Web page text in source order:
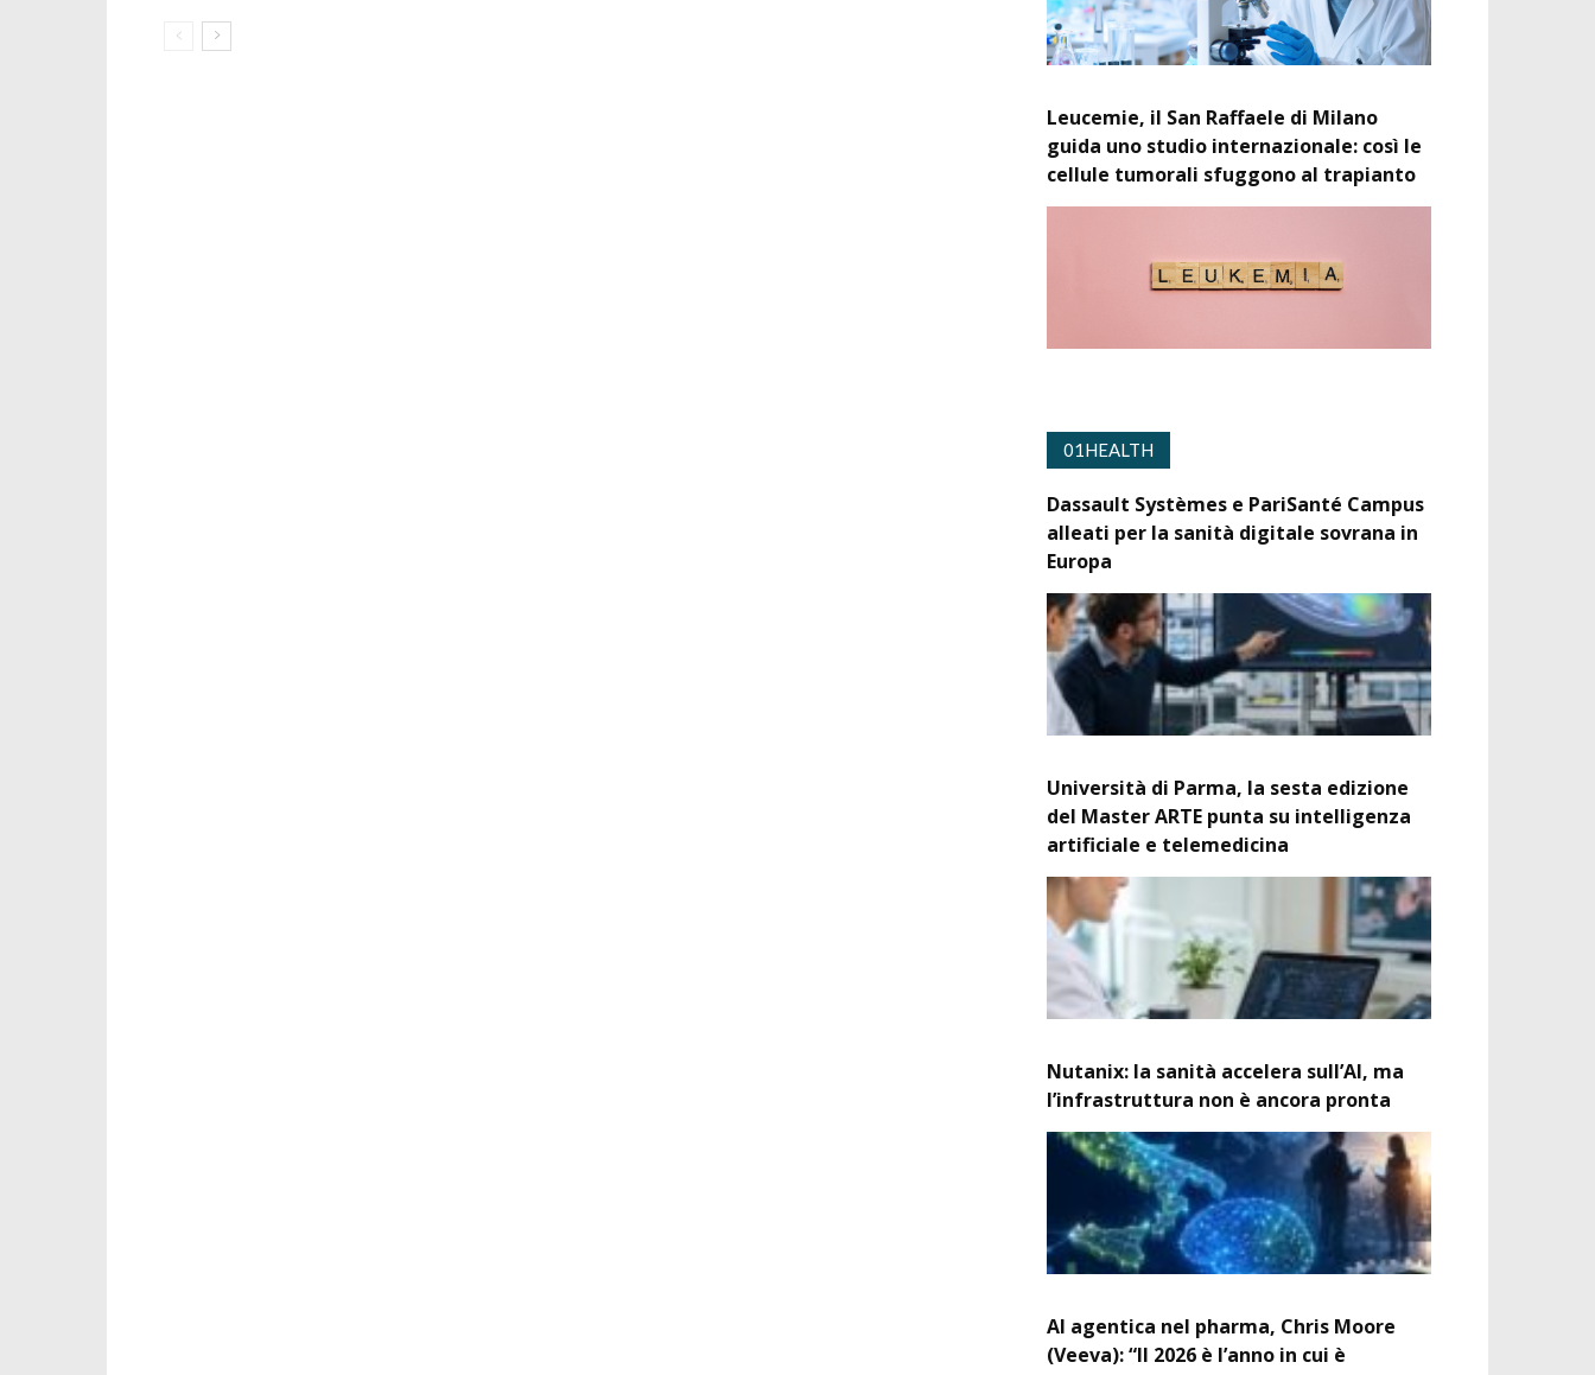
Leucemie, il San Raffaele di Milano
guida uno studio internazionale: così le
cellule tumorali sfuggono al trapianto
01HEALTH
Dassault Systèmes e PariSanté Campus
alleati per la sanità digitale sovrana in
Europa
Università di Parma, la sesta edizione
del Master ARTE punta su intelligenza
artificiale e telemedicina
Nutanix: la sanità accelera sull’AI, ma
l’infrastruttura non è ancora pronta
AI agentica nel pharma, Chris Moore
(Veeva): “Il 2026 è l’anno in cui è